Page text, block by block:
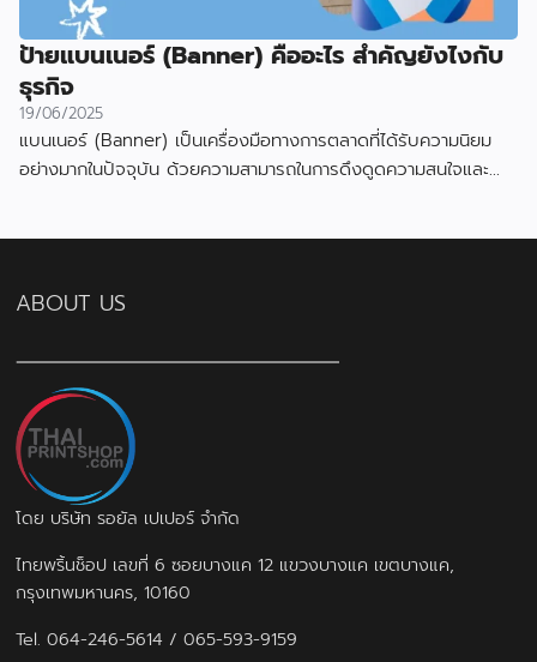
ป้ายแบนเนอร์ (Banner) คืออะไร สำคัญยังไงกับ
ธุรกิจ
19/06/2025
แบนเนอร์ (Banner) เป็นเครื่องมือทางการตลาดที่ได้รับความนิยม
อย่างมากในปัจจุบัน ด้วยความสามารถในการดึงดูดความสนใจและ
ABOUT US
โดย บริษัท รอยัล เปเปอร์ จำกัด
ไทยพริ้นช็อป เลขที่ 6 ซอยบางแค 12 แขวงบางแค เขตบางแค,
กรุงเทพมหานคร, 10160
Tel.064-246-5614 /065-593-9159